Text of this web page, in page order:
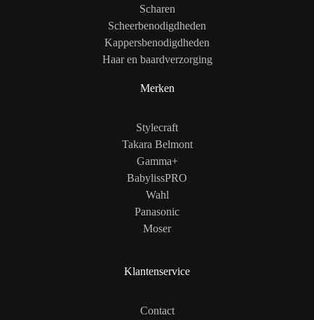
Scharen
Scheerbenodigdheden
Kappersbenodigdheden
Haar en baardverzorging
Merken
Stylecraft
Takara Belmont
Gamma+
BabylissPRO
Wahl
Panasonic
Moser
Klantenservice
Contact